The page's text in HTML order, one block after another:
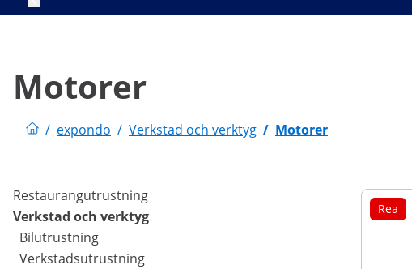
Motorer
/ expondo / Verkstad och verktyg / Motorer
Restaurangutrustning
Verkstad och verktyg
Bilutrustning
Verkstadsutrustning
Rea